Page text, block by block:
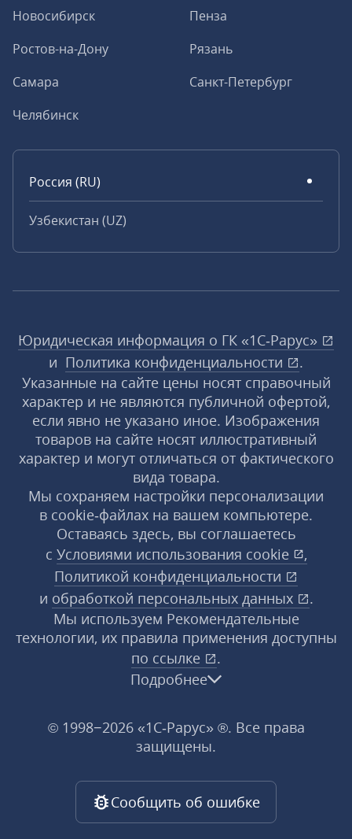
Новосибирск
Пенза
Ростов-на-Дону
Рязань
Самара
Санкт-Петербург
Челябинск
Россия (RU)
Узбекистан (UZ)
Юридическая информация о ГК «1С‑Рарус»
и Политика конфиденциальности
.
Указанные на сайте цены носят справочный
характер и не являются публичной офертой,
если явно не указано иное. Изображения
товаров на сайте носят иллюстративный
характер и могут отличаться от фактического
вида товара.
Мы сохраняем настройки персонализации
в cookie‑файлах на вашем компьютере.
Оставаясь здесь, вы соглашаетесь
с Условиями использования cookie
,
Политикой конфиденциальности
и обработкой персональных данных
.
Мы используем Рекомендательные
технологии, их правила применения доступны
по ссылке
.
Подробнее
© 1998−2026 «1С‑Рарус» ®. Все права
защищены.
Сообщить об ошибке